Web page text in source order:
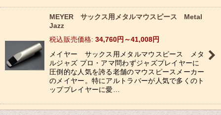
MEYER サックス用メタルマウスピース Metal
Jazz
税込
: 34,760円 ～41,008円
メイヤー サックス用メタルマウスピース メタ
ルジャズ プロ・アマ問わずジャズプレイヤーに
圧倒的な人気を誇る老舗のマウスピースメーカー
のメイヤー。特にアルトラバーが人気で多くのト
ッププレイヤーに愛…